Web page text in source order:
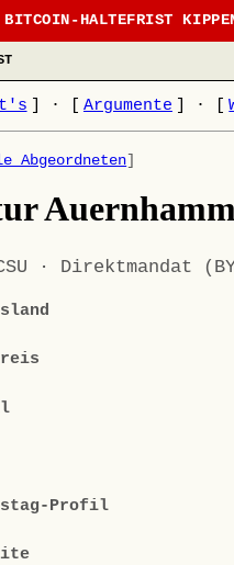
BITCOIN-HALTEFRIST
· Argumente ·
Abgeordneten]
· Direktmandat
Profil